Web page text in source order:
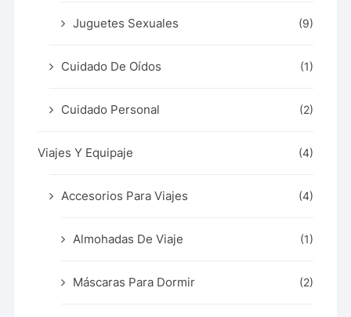
Juguetes Sexuales (9)
Cuidado De Oídos (1)
Cuidado Personal (2)
Viajes Y Equipaje (4)
Accesorios Para Viajes (4)
Almohadas De Viaje (1)
Máscaras Para Dormir (2)